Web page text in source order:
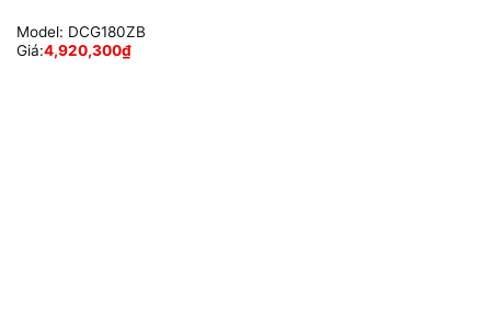
Model: DCG180ZB
Giá:4,920,300₫